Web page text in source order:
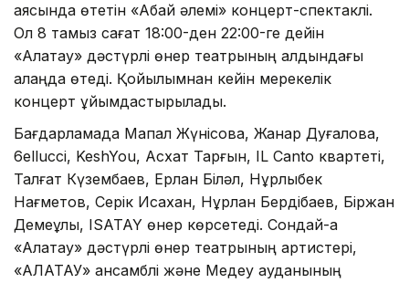
аясында өтетін «Абай әлемі» концерт-спектаклі.
Ол 8 тамыз сағат 18:00-ден 22:00-ге дейін
«Алатау» дәстүрлі өнер театрының алдындағы
алаңда өтеді. Қойылымнан кейін мерекелік
концерт ұйымдастырылады.
Бағдарламада Мақпал Жүнісова, Жанар Дуғалова,
6ellucci, KeshYou, Асхат Тарғын, IL Canto квартеті,
Талғат Күзембаев, Ерлан Біләл, Нұрлыбек
Нағметов, Серік Исахан, Нұрлан Бердібаев, Біржан
Демеұлы, ISATAY өнер көрсетеді. Сондай-ақ
«Алатау» дәстүрлі өнер театрының артистері,
«АЛАТАУ» ансамблі және Медеу ауданының